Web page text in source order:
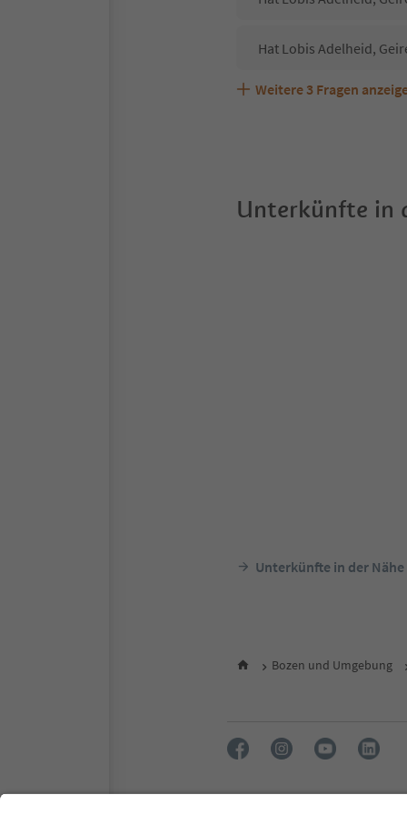
Hat Lobis Adelheid,
Sind Haustiere in der
Welche Services bietet
Weitere 3 Fragen
Unterkünfte in
Unterkünfte in der Nähe
Bozen und Umgebung